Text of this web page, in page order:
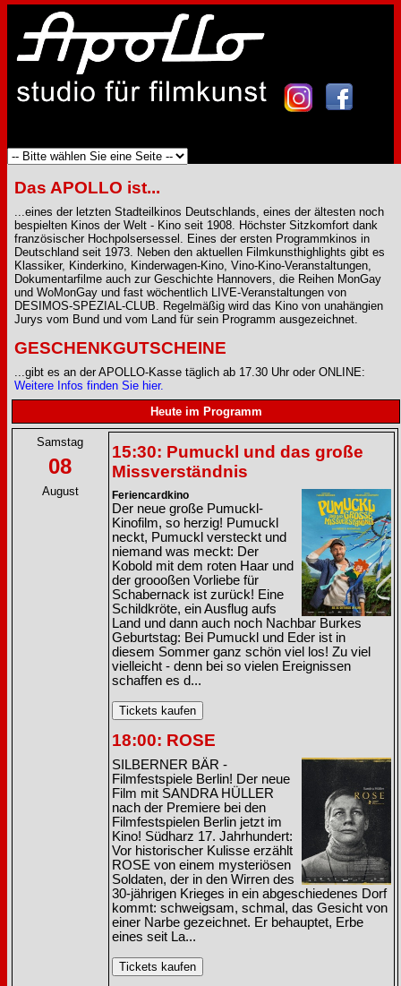
Das APOLLO ist...
...eines der letzten Stadteilkinos Deutschlands, eines der ältesten noch
bespielten Kinos der Welt - Kino seit 1908. Höchster Sitzkomfort dank
französischer Hochpolsersessel. Eines der ersten Programmkinos in
Deutschland seit 1973. Neben den aktuellen Filmkunsthighlights gibt es
Klassiker, Kinderkino, Kinderwagen-Kino, Vino-Kino-Veranstaltungen,
Dokumentarfilme auch zur Geschichte Hannovers, die Reihen MonGay
und WoMonGay und fast wöchentlich LIVE-Veranstaltungen von
DESIMOS-SPEZIAL-CLUB. Regelmäßig wird das Kino von unahängien
Jurys vom Bund und vom Land für sein Programm ausgezeichnet.
GESCHENKGUTSCHEINE
...gibt es an der APOLLO-Kasse täglich ab 17.30 Uhr oder ONLINE:
Weitere Infos finden Sie hier.
Heute im Programm
Samstag
08
August
15:30: Pumuckl und das große
Missverständnis
Feriencardkino
Der neue große Pumuckl-
Kinofilm, so herzig! Pumuckl
neckt, Pumuckl versteckt und
niemand was meckt: Der
Kobold mit dem roten Haar und
der groooßen Vorliebe für
Schabernack ist zurück! Eine
Schildkröte, ein Ausflug aufs
Land und dann auch noch Nachbar Burkes
Geburtstag: Bei Pumuckl und Eder ist in
diesem Sommer ganz schön viel los! Zu viel
vielleicht - denn bei so vielen Ereignissen
schaffen es d...
18:00: ROSE
SILBERNER BÄR -
Filmfestspiele Berlin! Der neue
Film mit SANDRA HÜLLER
nach der Premiere bei den
Filmfestspielen Berlin jetzt im
Kino! Südharz 17. Jahrhundert:
Vor historischer Kulisse erzählt
ROSE von einem mysteriösen
Soldaten, der in den Wirren des
30-jährigen Krieges in ein abgeschiedenes Dorf
kommt: schweigsam, schmal, das Gesicht von
einer Narbe gezeichnet. Er behauptet, Erbe
eines seit La...